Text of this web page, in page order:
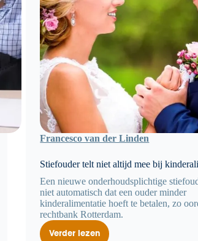
Francesco van der Linden
Stiefouder telt niet altijd mee bij
Een nieuwe onderhoudsplichtige
niet automatisch dat een ouder minder
kinderalimentatie hoeft te betalen, zo
rechtbank Rotterdam.
Verder lezen
Stiefouder